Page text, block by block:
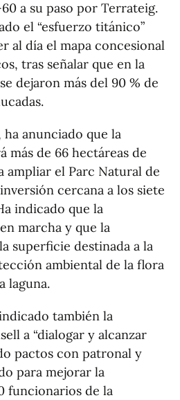
a su paso por Terrateig.
el “esfuerzo titánico”
al día el mapa concesional
tras señalar que en la
dejaron más del 90 % de
anunciado que la
más de 66 hectáreas de
ampliar el Parc Natural de
cercana a los siete
indicado que la
marcha y que la
superficie destinada a la
ambiental de la flora
laguna.
también la
a “dialogar y alcanzar
pactos con patronal y
para mejorar la
funcionarios de la